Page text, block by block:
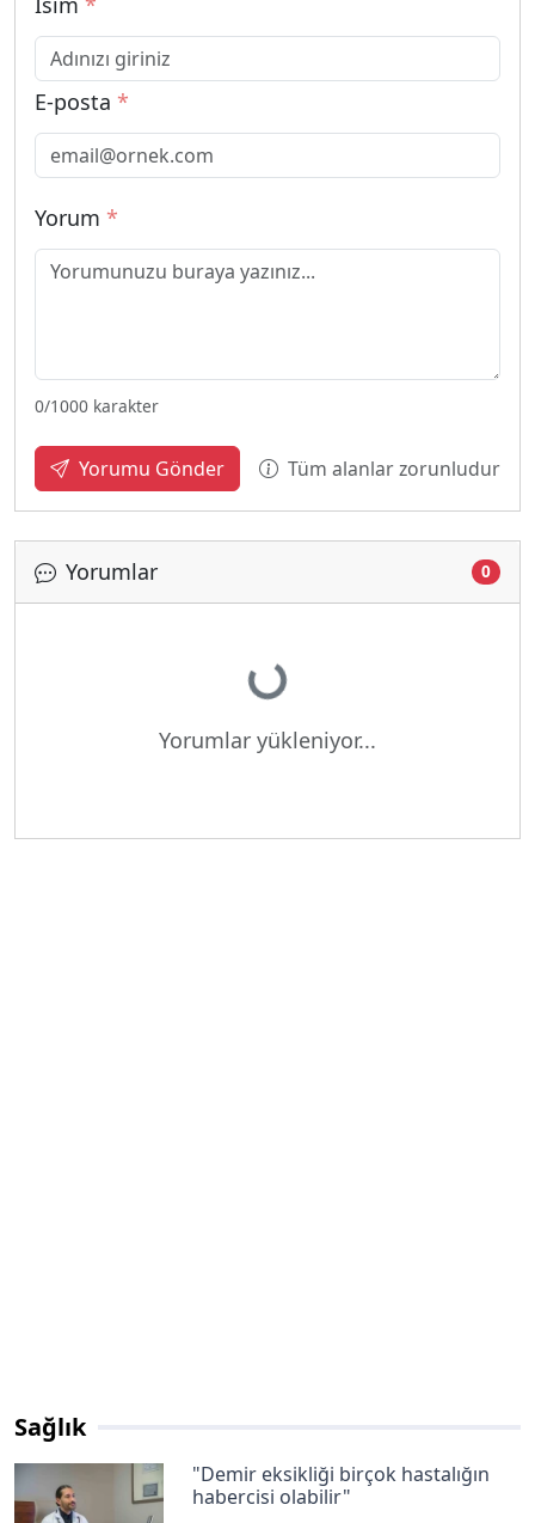
E-posta *
Yorum *
0/1000 karakter
Yorumu Gönder Tüm alanlar zorunludur
Yorumlar 0
Yükleniyor...
Yorumlar yükleniyor...
Sağlık
"Demir eksikliği birçok hastalığın
habercisi olabilir"